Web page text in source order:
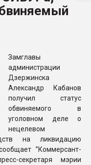
Всё, что касается
Замглавы
администрации
Дзержинска
Александр Кабанов
получил статус
обвиняемого в
уголовном деле о
нецелевом
на ликвидацию
”Коммерсант-
секретаря мэрии